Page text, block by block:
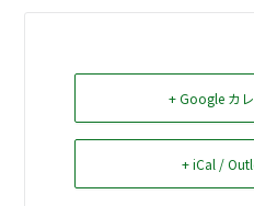
Select
+ Google カ
+ iCal /